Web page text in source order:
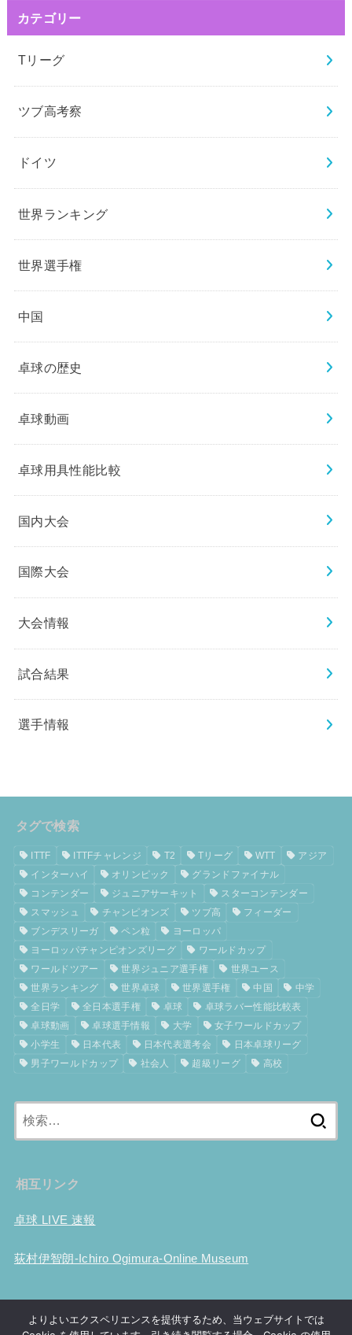
カテゴリー
Tリーグ
ツブ高考察
ドイツ
世界ランキング
世界選手権
中国
卓球の歴史
卓球動画
卓球用具性能比較
国内大会
国際大会
大会情報
試合結果
選手情報
タグで検索
ITTF ITTFチャレンジ T2 Tリーグ WTT
アジア
インターハイ
オリンピック
グランドファイナル
コンテンダー
ジュニアサーキット
スターコンテンダー
スマッシュ
チャンピオンズ ツブ高
フィーダー
ブンデスリーガ
ペン粒
ヨーロッパ
ヨーロッパチャンピオンズリーグ
ワールドカップ
ワールドツアー
世界ジュニア選手権
世界ユース
世界ランキング
世界卓球 世界選手権 中国
中学
全日学
全日本選手権 卓球
卓球ラバー性能比較表
卓球動画
卓球選手情報 大学
女子ワールドカップ
小学生
日本代表 日本代表選考会
日本卓球リーグ
男子ワールドカップ
社会人 超級リーグ 高校
相互リンク
卓球 LIVE 速報
荻村伊智朗-Ichiro Ogimura-Online Museum
世界ランキング
Tリーグ 選手情報 世界選手権 ツブ高考察
よりよいエクスペリエンスを提供するため、当ウェブサイトでは